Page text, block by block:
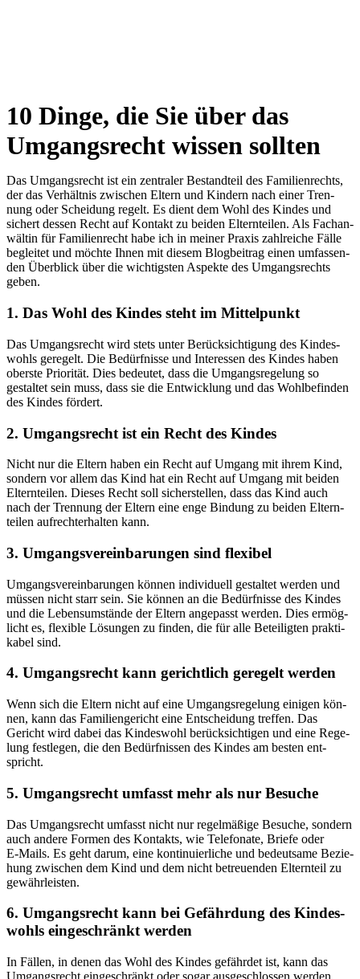
10 Din­ge, die Sie über das
Umgangs­recht wis­sen soll­ten
Das Umgangs­recht ist ein zen­tra­ler Bestand­teil des Fami­li­en­rechts,
der das Ver­hält­nis zwi­schen Eltern und Kin­dern nach einer Tren­
nung oder Schei­dung regelt. Es dient dem Wohl des Kin­des und
sichert des­sen Recht auf Kon­takt zu bei­den Eltern­tei­len. Als Fach­an­
wäl­tin für Fami­li­en­recht habe ich in mei­ner Pra­xis zahl­rei­che Fäl­le
beglei­tet und möch­te Ihnen mit die­sem Blog­bei­trag einen umfas­sen­
den Über­blick über die wich­tigs­ten Aspek­te des Umgangs­rechts
geben.
1. Das Wohl des Kin­des steht im Mit­tel­punkt
Das Umgangs­recht wird stets unter Berück­sich­ti­gung des Kin­des­
wohls gere­gelt. Die Bedürf­nis­se und Inter­es­sen des Kin­des haben
obers­te Prio­ri­tät. Dies bedeu­tet, dass die Umgangs­re­ge­lung so
gestal­tet sein muss, dass sie die Ent­wick­lung und das Wohl­be­fin­den
des Kin­des för­dert.
2. Umgangs­recht ist ein Recht des Kin­des
Nicht nur die Eltern haben ein Recht auf Umgang mit ihrem Kind,
son­dern vor allem das Kind hat ein Recht auf Umgang mit bei­den
Eltern­tei­len. Die­ses Recht soll sicher­stel­len, dass das Kind auch
nach der Tren­nung der Eltern eine enge Bin­dung zu bei­den Eltern­
tei­len auf­recht­erhal­ten kann.
3. Umgangs­ver­ein­ba­run­gen sind fle­xi­bel
Umgangs­ver­ein­ba­run­gen kön­nen indi­vi­du­ell gestal­tet wer­den und
müs­sen nicht starr sein. Sie kön­nen an die Bedürf­nis­se des Kin­des
und die Lebens­um­stän­de der Eltern ange­passt wer­den. Dies ermög­
licht es, fle­xi­ble Lösun­gen zu fin­den, die für alle Betei­lig­ten prak­ti­
ka­bel sind.
4. Umgangs­recht kann gericht­lich gere­gelt wer­den
Wenn sich die Eltern nicht auf eine Umgangs­re­ge­lung eini­gen kön­
nen, kann das Fami­li­en­ge­richt eine Ent­schei­dung tref­fen. Das
Gericht wird dabei das Kin­des­wohl berück­sich­ti­gen und eine Rege­
lung fest­le­gen, die den Bedürf­nis­sen des Kin­des am bes­ten ent­
spricht.
5. Umgangs­recht umfasst mehr als nur Besu­che
Das Umgangs­recht umfasst nicht nur regel­mä­ßi­ge Besu­che, son­dern
auch ande­re For­men des Kon­takts, wie Tele­fo­na­te, Brie­fe oder
E‑Mails. Es geht dar­um, eine kon­ti­nu­ier­li­che und bedeut­sa­me Bezie­
hung zwi­schen dem Kind und dem nicht betreu­en­den Eltern­teil zu
gewähr­leis­ten.
6. Umgangs­recht kann bei Gefähr­dung des Kin­des­
wohls ein­ge­schränkt wer­den
In Fäl­len, in denen das Wohl des Kin­des gefähr­det ist, kann das
Umgangs­recht ein­ge­schränkt oder sogar aus­ge­schlos­sen wer­den.